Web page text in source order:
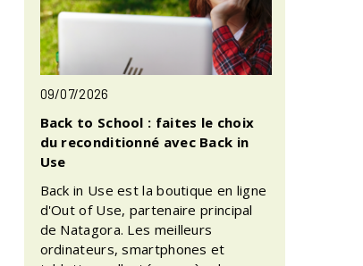
09/07/2026
Back to School : faites le choix
du reconditionné avec Back in
Use
Back in Use est la boutique en ligne
d'Out of Use, partenaire principal
de Natagora. Les meilleurs
ordinateurs, smartphones et